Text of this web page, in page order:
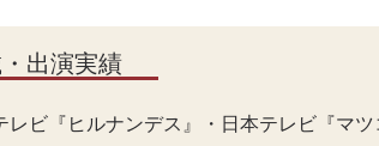
出演実績
レビ『ヒルナンデス』・日本テレビ『マツ